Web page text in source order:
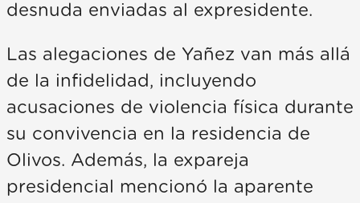
desnuda enviadas al expresidente.
Las alegaciones de Yañez van más allá
de la infidelidad, incluyendo
acusaciones de violencia física durante
su convivencia en la residencia de
Olivos. Además, la expareja
presidencial mencionó la aparente